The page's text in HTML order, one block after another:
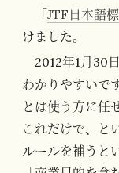
「 JTF日本語
けました。
2012年1月30
わかりやすいで
とは使う方に任
これだけで、と
ルールを補うと